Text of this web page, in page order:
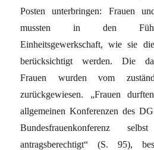
Posten unterbringen: Frauen
mussten in den
Einheitsgewerkschaft, wie sie
berücksichtigt werden. Die
Frauen wurden vom
zurückgewiesen. „Frauen
allgemeinen Konferenzen des
Bundesfrauenkonferenz
antragsberechtigt“ (S. 95),